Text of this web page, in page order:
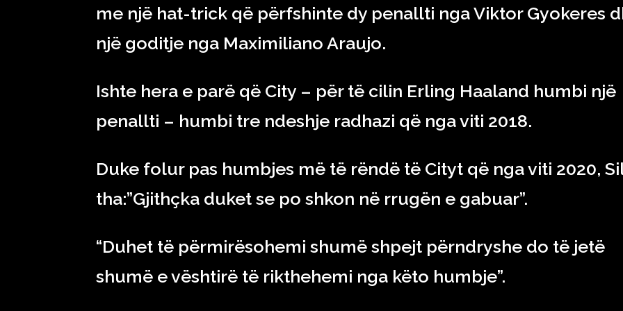
me një hat-trick që përfshinte dy penallti nga Viktor Gyokeres
një goditje nga Maximiliano Araujo.
Ishte hera e parë që City – për të cilin Erling Haaland humbi një
penallti – humbi tre ndeshje radhazi që nga viti 2018.
Duke folur pas humbjes më të rëndë të Cityt që nga viti 2020,
tha:”Gjithçka duket se po shkon në rrugën e gabuar”.
“Duhet të përmirësohemi shumë shpejt përndryshe do të jetë
shumë e vështirë të rikthehemi nga këto humbje”.